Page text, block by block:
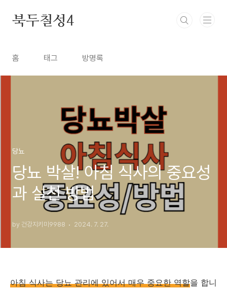
북두칠성4
홈 태그 방명록
당뇨
당뇨 박살! 아침 식사의 중요성
과 실천 방법
by 건강지키미9988 2024. 7. 27.
아침 식사는 당뇨 관리에 있어서 매우 중요한 역할을 합니